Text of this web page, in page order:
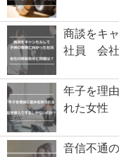
商談をキ
社員 会社
年子を理
れた女性
音信不通